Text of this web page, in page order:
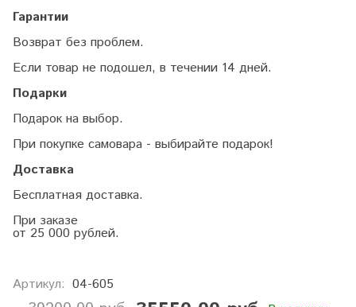
Гарантии
Возврат без проблем.
Если товар не подошел, в течении 14 дней.
Подарки
Подарок на выбор.
При покупке самовара - выбирайте подарок!
Доставка
Бесплатная доставка.
При заказе
от 25 000 рублей.
Артикул: 04-605